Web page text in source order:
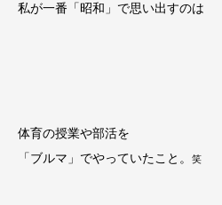
私が一番「昭和」で思い出すのは
体育の授業や部活を
「ブルマ」でやっていたこと。
笑